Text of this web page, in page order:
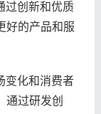
过创新和优质
好的产品和服
化和消费者
通过研发创